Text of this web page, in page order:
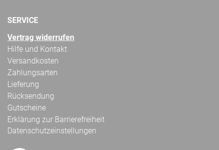
SERVICE
Vertrag widerrufen
Hilfe und Kontakt
Versandkosten
Zahlungsarten
Lieferung
Rücksendung
Gutscheine
Erklärung zur Barrierefreiheit
Datenschutzeinstellungen